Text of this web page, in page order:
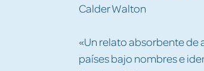
Calder Walton
«Un relato absorbente de
países bajo nombres e